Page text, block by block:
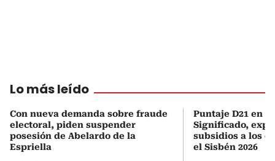
Lo más leído
Con nueva demanda sobre fraude
electoral, piden suspender
posesión de Abelardo de la
Espriella
Puntaje D21 en
Significado,
subsidios a los
el Sisbén 2026